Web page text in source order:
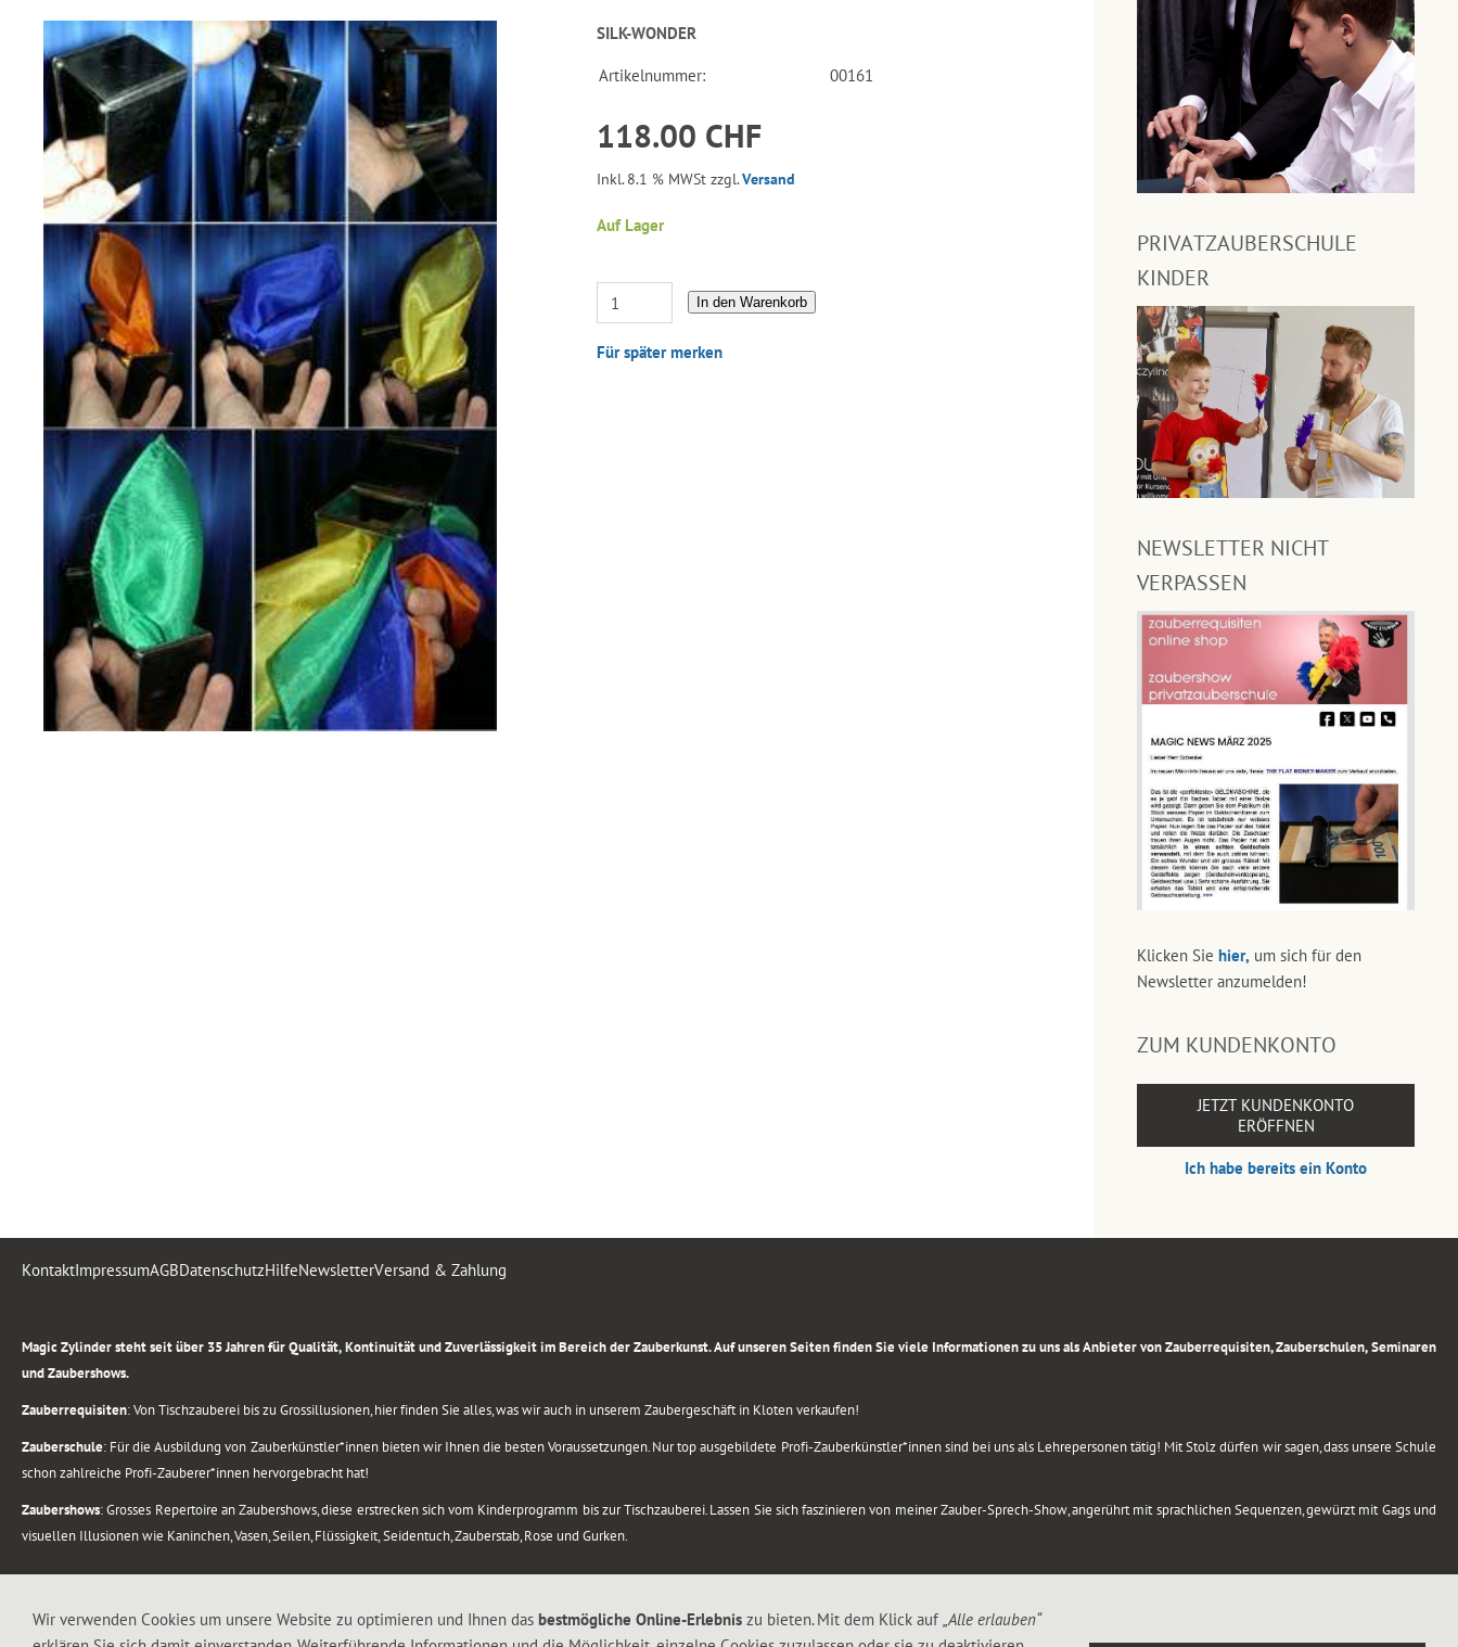
SILK-WONDER
Artikelnummer: 00161
118.00 CHF
Inkl. 8.1 % MWSt zzgl.Versand
Auf Lager
In den Warenkorb
Für später merken
PRIVATZAUBERSCHULE
KINDER
NEWSLETTER NICHT
VERPASSEN
Klicken Sie hier, um sich für den
Newsletter anzumelden!
ZUM KUNDENKONTO
JETZT KUNDENKONTO
ERÖFFNEN
Ich habe bereits ein Konto
KontaktImpressumAGBDatenschutzHilfeNewsletterVersand & Zahlung
Magic Zylinder steht seit über 35 Jahren für Qualität, Kontinuität und Zuverlässigkeit im Bereich der Zauberkunst. Auf unseren Seiten finden Sie viele Informationen zu uns als Anbieter von Zauberrequisiten, Zauberschulen, Seminaren
und Zaubershows.
Zauberrequisiten: Von Tischzauberei bis zu Grossillusionen, hier finden Sie alles, was wir auch in unserem Zaubergeschäft in Kloten verkaufen!
Zauberschule: Für die Ausbildung von Zauberkünstler*innen bieten wir Ihnen die besten Voraussetzungen. Nur top ausgebildete Profi-Zauberkünstler*innen sind bei uns als Lehrepersonen tätig! Mit Stolz dürfen wir sagen, dass unsere Schule
schon zahlreiche Profi-Zauberer*innen hervorgebracht hat!
Zaubershows: Grosses Repertoire an Zaubershows, diese erstrecken sich vom Kinderprogramm bis zur Tischzauberei. Lassen Sie sich faszinieren von meiner Zauber-Sprech-Show, angerührt mit sprachlichen Sequenzen, gewürzt mit Gags und
visuellen Illusionen wie Kaninchen, Vasen, Seilen, Flüssigkeit, Seidentuch, Zauberstab, Rose und Gurken.
.
Alle Rechte vorbehalten. © 1988-2026 Magic Zylinder
Wir verwenden Cookies um unsere Website zu optimieren und Ihnen das bestmögliche Online-Erlebnis zu bieten. Mit dem Klick auf „Alle erlauben“